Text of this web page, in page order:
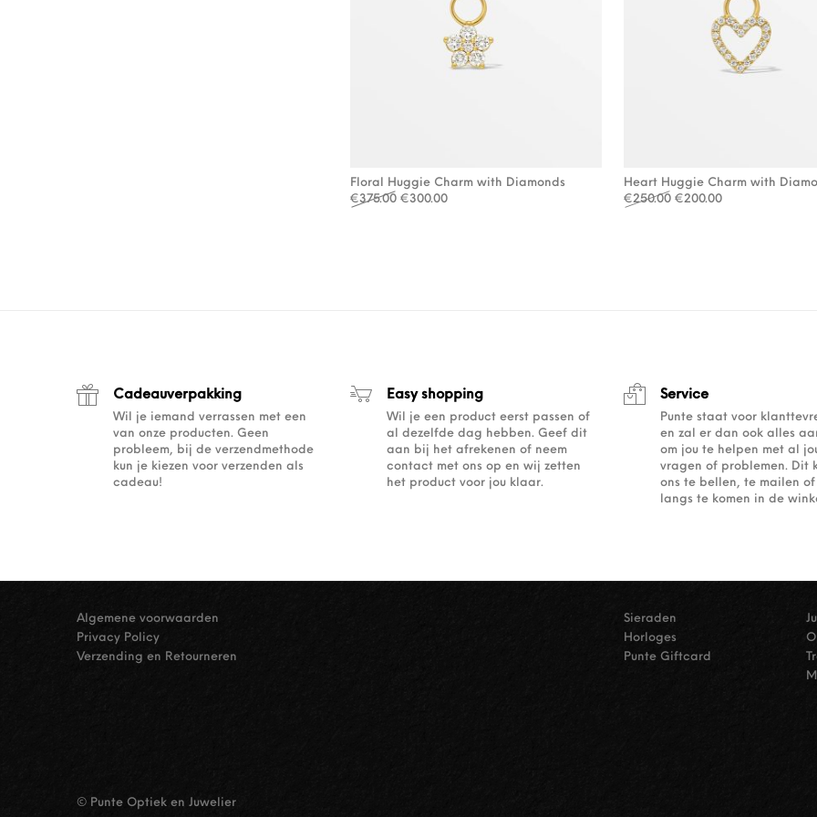
Floral Huggie Charm with Diamonds
€375.00 Oorspronkelijke prijs was: €375.00.
€300.00Huidige prijs is: €300.00.
Heart Huggie Charm with
€250.00 Oorspronkelijke prijs
€200.00Huidige prijs is:
Cadeauverpakking
Wil je iemand verrassen met een
van onze producten. Geen
probleem, bij de verzendmethode
kun je kiezen voor verzenden als
cadeau!
Easy shopping
Wil je een product eerst passen of
al dezelfde dag hebben. Geef dit
aan bij het afrekenen of neem
contact met ons op en wij zetten
het product voor jou klaar.
Service
Punte staat voor
en zal er dan ook alles
om jou te helpen met al
vragen of problemen. Dit
ons te bellen, te mailen of
langs te komen in de
Algemene voorwaarden
Privacy Policy
Verzending en Retourneren
Sieraden
Horloges
Punte Giftcard
© Punte Optiek en Juwelier